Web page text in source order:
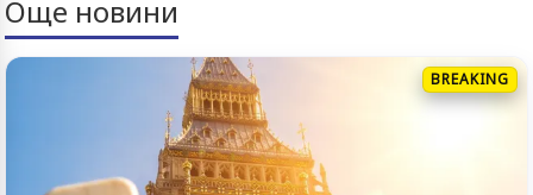
Още новини
BREAKING